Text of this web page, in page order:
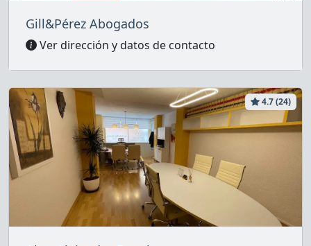
Gill&Pérez Abogados
Ver dirección y datos de contacto
4.7 (24)